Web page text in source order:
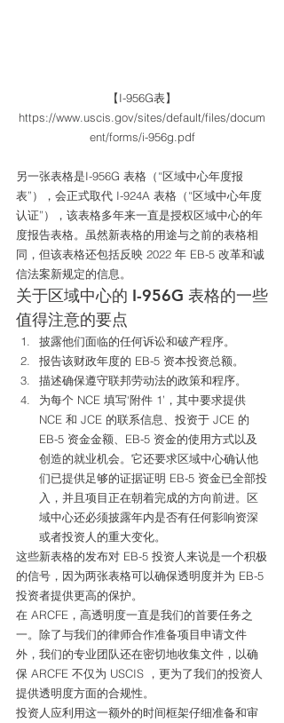
【I-956G表】
https://www.uscis.gov/sites/default/files/docum
ent/forms/i-956g.pdf
另一张表格是I-956G 表格（“区域中心年度报
表”），会正式取代 I-924A 表格（“区域中心年度
认证”），该表格多年来一直是授权区域中心的年
度报告表格。虽然新表格的用途与之前的表格相
同，但该表格还包括反映 2022 年 EB-5 改革和诚
信法案新规定的信息。
关于区域中心的 I-956G 表格的一些
值得注意的要点
披露他们面临的任何诉讼和破产程序。
报告该财政年度的 EB-5 资本投资总额。
描述确保遵守联邦劳动法的政策和程序。
为每个 NCE 填写‘附件 1’，其中要求提供
NCE 和 JCE 的联系信息、投资于 JCE 的
EB-5 资金金额、EB-5 资金的使用方式以及
创造的就业机会。它还要求区域中心确认他
们已提供足够的证据证明 EB-5 资金已全部投
入，并且项目正在朝着完成的方向前进。区
域中心还必须披露年内是否有任何影响资深
或者投资人的重大变化。
这些新表格的发布对 EB-5 投资人来说是一个积极
的信号，因为两张表格可以确保透明度并为 EB-5
投资者提供更高的保护。
在 ARCFE，高透明度一直是我们的首要任务之
一。除了与我们的律师合作准备项目申请文件
外，我们的专业团队还在密切地收集文件，以确
保 ARCFE 不仅为 USCIS ，更为了我们的投资人
提供透明度方面的合规性。
投资人应利用这一额外的时间框架仔细准备和审